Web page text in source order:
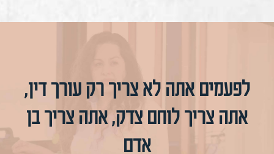
לפעמים אתה לא צריך רק עורך דין,
אתה צריך לוחם צדק, אתה צריך בן
אדם